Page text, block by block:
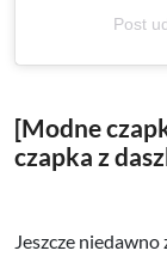
Post
[Modne
czapka z
Jeszcze